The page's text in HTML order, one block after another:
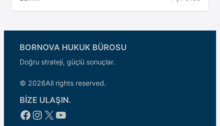
BORNOVA HUKUK BÜROSU
Doğru strateji, güçlü sonuçlar.
© 2026All rights reserved.
BİZE ULAŞIN.
Facebook
Instagram
X YouTube